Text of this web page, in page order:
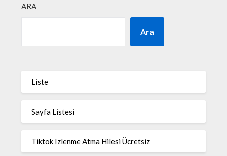
ARA
Ara
Liste
Sayfa Listesi
Tiktok Izlenme Atma Hilesi Ücretsiz